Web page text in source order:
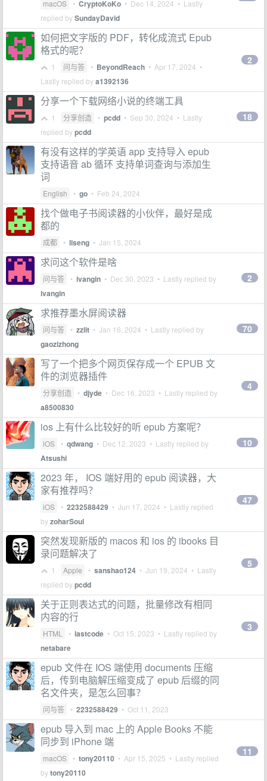
macOS • CryptoKoKo • Dec 14, 2024 • Lastly
replied bySundayDavid
如何把文字版的 PDF，转化成流式 Epub
格式的呢？
1 问与答 • BeyondReach • Apr 17, 2024 •
Lastly replied bya1392136
2
分享一个下载网络小说的终端工具
1 分享创造 • pcdd • Sep 30, 2024 • Lastly
replied bypcdd
18
有没有这样的学英语 app 支持导入 epub
支持语音 ab 循环 支持单词查询与添加生
词
English • go • Feb 24, 2024
找个做电子书阅读器的小伙伴，最好是成
都的
成都 • liseng • Jan 15, 2024
求问这个软件是啥
问与答 • ivangin • Dec 30, 2023 • Lastly replied by
ivangin
2
求推荐墨水屏阅读器
问与答 • zzlit • Jan 16, 2024 • Lastly replied by
gaozizhong
70
写了一个把多个网页保存成一个 EPUB 文
件的浏览器插件
分享创造 • djyde • Dec 16, 2023 • Lastly replied by
a8500830
4
ios 上有什么比较好的听 epub 方案呢？
iOS • qdwang • Dec 12, 2023 • Lastly replied by
Atsushi
10
2023 年， IOS 端好用的 epub 阅读器，大
家有推荐吗？
iOS • 2232588429 • Jun 17, 2024 • Lastly replied
byzoharSoul
47
突然发现新版的 macos 和 ios 的 ibooks 目
录问题解决了
1 Apple • sanshao124 • Jun 19, 2024 • Lastly
replied bypcdd
5
关于正则表达式的问题，批量修改有相同
内容的行
HTML • lastcode • Oct 15, 2023 • Lastly replied by
netabare
3
epub 文件在 IOS 端使用 documents 压缩
后，传到电脑解压缩变成了 epub 后缀的同
名文件夹，是怎么回事？
问与答 • 2232588429 • Oct 11, 2023
epub 导入到 mac 上的 Apple Books 不能
同步到 iPhone 端
macOS • tony20110 • Apr 15, 2025 • Lastly replied
bytony20110
11